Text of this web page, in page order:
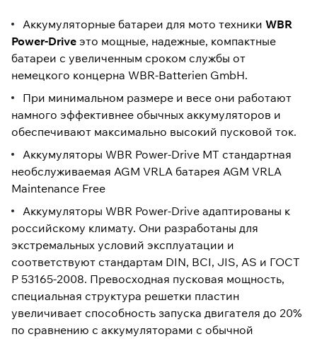
Аккумуляторные батареи для мото техники WBR
Power-Drive это мощные, надежные, компактные
батареи с увеличенным сроком службы от
немецкого концерна WBR-Batterien GmbH.
При минимальном размере и весе они работают
намного эффективнее обычных аккумуляторов и
обеспечивают максимально высокий пусковой ток.
Аккумуляторы WBR Power-Drive МТ стандартная
необслуживаемая AGM VRLA батарея AGM VRLA
Maintenance Free
Аккумуляторы WBR Power-Drive адаптированы к
российскому климату. Они разработаны для
экстремальных условий эксплуатации и
соответствуют стандартам DIN, BCI, JIS, AS и ГОСТ
Р 53165-2008. Превосходная пусковая мощность,
специальная структура решетки пластин
увеличивает способность запуска двигателя до 20%
по сравнению с аккумуляторами с обычной